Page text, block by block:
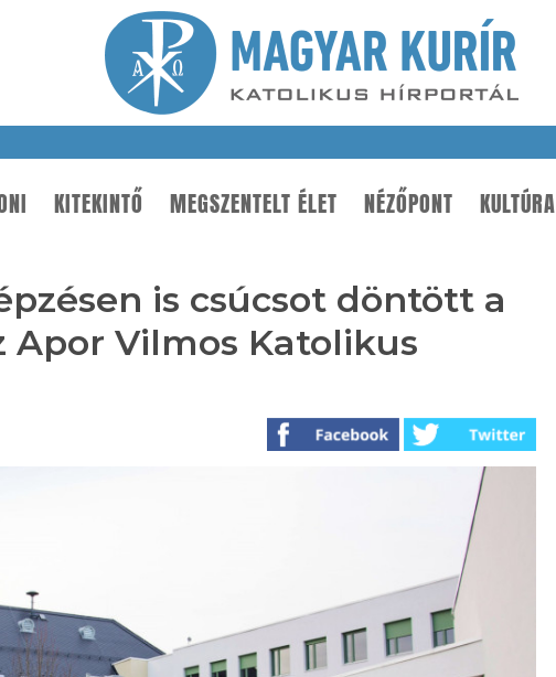
KITEKINTŐ MEGSZENTELT ÉLET NÉZŐPONT KULTÚRA
is csúcsot döntött a
Vilmos Katolikus